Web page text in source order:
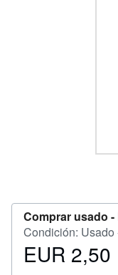
Comprar usado -
Condición: Usado
Precio
EUR 2,50